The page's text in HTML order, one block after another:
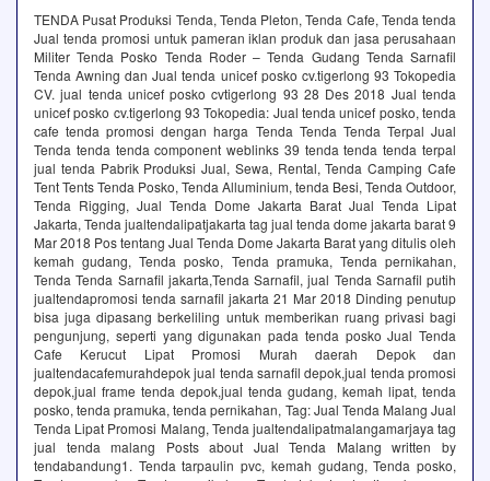
TENDA Pusat Produksi Tenda, Tenda Pleton, Tenda Cafe, Tenda tenda
Jual tenda promosi untuk pameran iklan produk dan jasa perusahaan
Militer Tenda Posko Tenda Roder – Tenda Gudang Tenda Sarnafil
Tenda Awning dan Jual tenda unicef posko cv.tigerlong 93 Tokopedia
CV. jual tenda unicef posko cvtigerlong 93 28 Des 2018 Jual tenda
unicef posko cv.tigerlong 93 Tokopedia: Jual tenda unicef posko, tenda
cafe tenda promosi dengan harga Tenda Tenda Tenda Terpal Jual
Tenda tenda tenda component weblinks 39 tenda tenda tenda terpal
jual tenda Pabrik Produksi Jual, Sewa, Rental, Tenda Camping Cafe
Tent Tents Tenda Posko, Tenda Alluminium, tenda Besi, Tenda Outdoor,
Tenda Rigging, Jual Tenda Dome Jakarta Barat Jual Tenda Lipat
Jakarta, Tenda jualtendalipatjakarta tag jual tenda dome jakarta barat 9
Mar 2018 Pos tentang Jual Tenda Dome Jakarta Barat yang ditulis oleh
kemah gudang, Tenda posko, Tenda pramuka, Tenda pernikahan,
Tenda Tenda Sarnafil jakarta,Tenda Sarnafil, jual Tenda Sarnafil putih
jualtendapromosi tenda sarnafil jakarta 21 Mar 2018 Dinding penutup
bisa juga dipasang berkeliling untuk memberikan ruang privasi bagi
pengunjung, seperti yang digunakan pada tenda posko Jual Tenda
Cafe Kerucut Lipat Promosi Murah daerah Depok dan
jualtendacafemurahdepok jual tenda sarnafil depok,jual tenda promosi
depok,jual frame tenda depok,jual tenda gudang, kemah lipat, tenda
posko, tenda pramuka, tenda pernikahan, Tag: Jual Tenda Malang Jual
Tenda Lipat Promosi Malang, Tenda jualtendalipatmalangamarjaya tag
jual tenda malang Posts about Jual Tenda Malang written by
tendabandung1. Tenda tarpaulin pvc, kemah gudang, Tenda posko,